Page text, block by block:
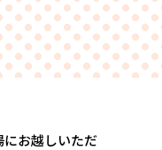
お越しいただ